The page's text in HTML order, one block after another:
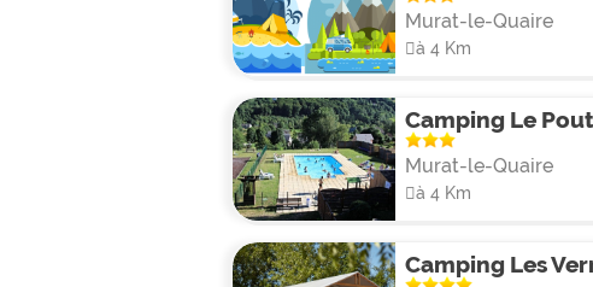
Murat-le-Quaire
à 4 Km
Camping Le
Murat-le-Quaire
à 4 Km
Camping Les